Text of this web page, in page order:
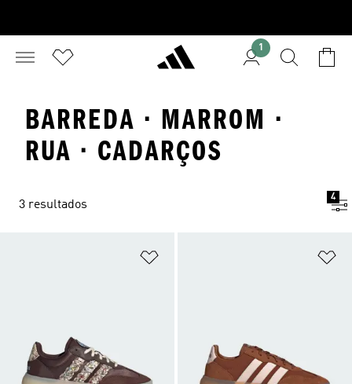
1
BARREDA · MARROM ·
RUA · CADARÇOS
3 resultados
4